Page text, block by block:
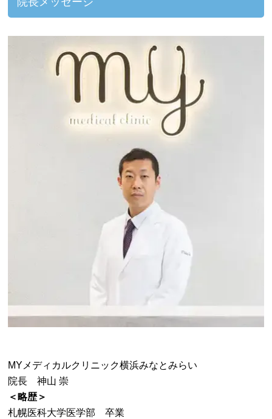
MYメディカルクリニック横浜みなとみらい
院長 神山 崇
＜略歴＞
札幌医科大学医学部 卒業